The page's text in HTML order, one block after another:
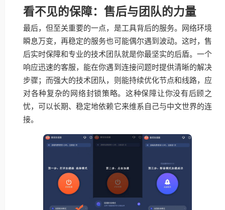
看不见的保障：售后与团队的力量
最后，但至关重要的一点，是工具背后的服务。网络环境
瞬息万变，再稳定的服务也可能偶尔遇到波动。这时，售
后实时保障和专业的技术团队就是你最坚实的后盾。一个
响应迅速的客服，能在你遇到连接问题时提供清晰的解决
步骤；而强大的技术团队，则能持续优化节点和线路，应
对各种复杂的网络封锁策略。这种保障让你没有后顾之
忧，可以长期、稳定地依赖它来维系自己与中文世界的连
接。